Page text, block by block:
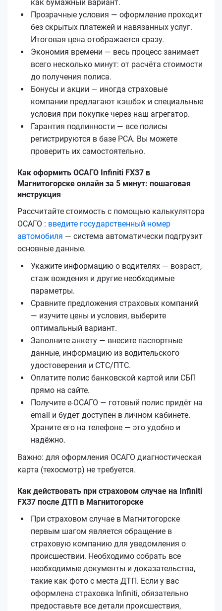
как бумажный вариант.
Прозрачные условия — оформление проходит
без скрытых платежей и навязанных услуг.
Итоговая цена отображается сразу.
Экономия времени — весь процесс занимает
всего несколько минут: от расчёта стоимости
до получения полиса.
Бонусы и акции — иногда страховые
компании предлагают кэшбэк и специальные
условия при покупке через наш агрегатор.
Гарантия подлинности — все полисы
регистрируются в базе РСА. Вы можете
проверить их самостоятельно.
Как оформить ОСАГО Infiniti FX37 в
Магнитогорске онлайн за 5 минут: пошаговая
инструкция
Рассчитайте стоимость с помощью калькулятора
ОСАГО : введите государственный номер
автомобиля — система автоматически подгрузит
основные данные.
Укажите информацию о водителях — возраст,
стаж вождения и другие необходимые
параметры.
Сравните предложения страховых компаний
— изучите цены и условия, выберите
оптимальный вариант.
Заполните анкету — внесите паспортные
данные, информацию из водительского
удостоверения и СТС/ПТС.
Оплатите полис банковской картой или СБП
прямо на сайте.
Получите е‑ОСАГО — готовый полис придёт на
email и будет доступен в личном кабинете.
Храните его на телефоне — это удобно и
надёжно.
Важно: для оформления ОСАГО диагностическая
карта (техосмотр) не требуется.
Как действовать при страховом случае на Infiniti
FX37 после ДТП в Магнитогорске
При страховом случае в Магнитогорске
первым шагом является обращение в
страховую компанию для уведомления о
происшествии. Необходимо собрать все
необходимые документы и доказательства,
такие как фото с места ДТП. Если у вас
оформлена страховка Infiniti, обязательно
предоставьте все детали происшествия,